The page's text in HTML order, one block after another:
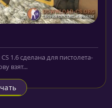
1.6 сделана для пистолета-
взят...